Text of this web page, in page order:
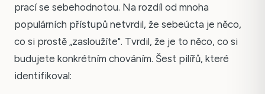
prací se sebehodnotou. Na rozdíl od mnoha
populárních přístupů netvrdil, že sebeúcta je něco,
co si prostě „zasloužíte". Tvrdil, že je to něco, co si
budujete konkrétním chováním. Šest pilířů, které
identifikoval: